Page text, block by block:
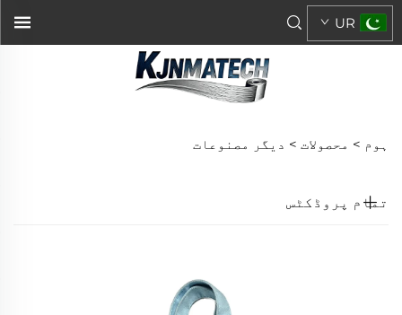
UR
ہوم > محصولات > دیگر مصنوعات
تمام پروڈکٹس